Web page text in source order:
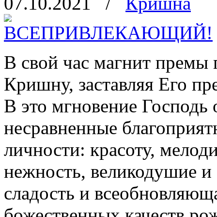
В свой час магнит премы
Кришну, заставляя Его
В это мгновение Господь
несравненные
личности: красоту,
нежность, великодушие
сладость и